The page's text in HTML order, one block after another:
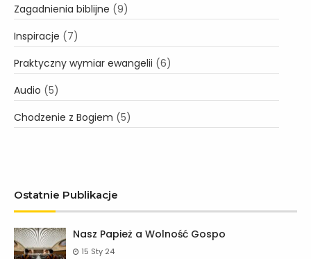
Zagadnienia biblijne (9)
Inspiracje (7)
Praktyczny wymiar ewangelii (6)
Audio (5)
Chodzenie z Bogiem (5)
Ostatnie Publikacje
Nasz Papież a Wolność Gospo
15 Sty 24